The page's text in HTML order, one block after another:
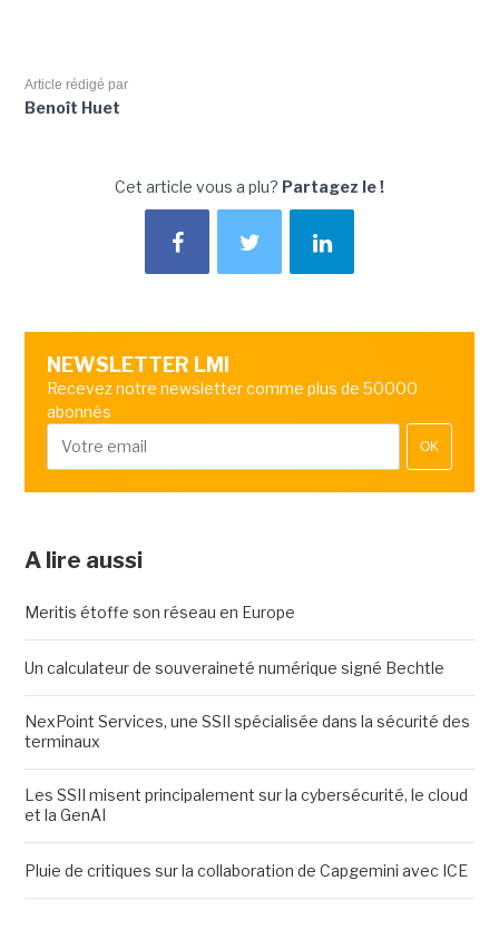
Article rédigé par
Benoît Huet
Cet article vous a plu? Partagez le !
NEWSLETTER LMI
Recevez notre newsletter comme plus de 50000
abonnés
OK
A lire aussi
Meritis étoffe son réseau en Europe
Un calculateur de souveraineté numérique signé Bechtle
NexPoint Services, une SSII spécialisée dans la sécurité des
terminaux
Les SSII misent principalement sur la cybersécurité, le cloud
et la GenAI
Pluie de critiques sur la collaboration de Capgemini avec ICE